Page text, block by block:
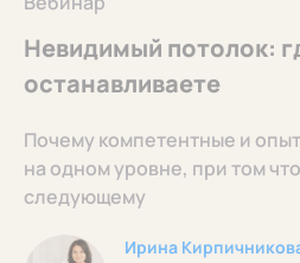
Невидимый потолок:
останавливаете
Почему компетентные и
на одном уровне, при том
следующему
Ирина
Профессионалам
Режим работы и тп